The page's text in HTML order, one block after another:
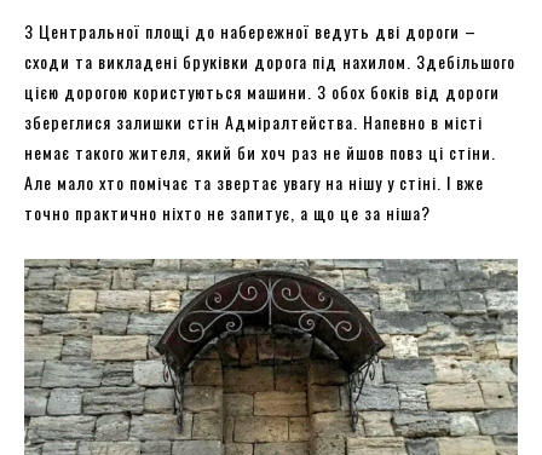
З Центральної площі до набережної ведуть дві дороги –
сходи та викладені бруківки дорога під нахилом. Здебільшого
цією дорогою користуються машини. З обох боків від дороги
збереглися залишки стін Адміралтейства. Напевно в місті
немає такого жителя, який би хоч раз не йшов повз ці стіни.
Але мало хто помічає та звертає увагу на нішу у стіні. І вже
точно практично ніхто не запитує, а що це за ніша?